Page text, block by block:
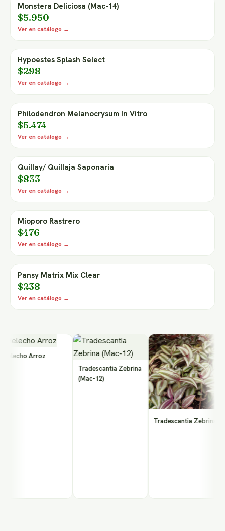
Monstera Deliciosa (Mac-14)
$5.950
Ver en catálogo →
Hypoestes Splash Select
$298
Ver en catálogo →
Philodendron Melanocrysum In Vitro
$5.474
Ver en catálogo →
Quillay/ Quillaja Saponaria
$833
Ver en catálogo →
Mioporo Rastrero
$476
Ver en catálogo →
Pansy Matrix Mix Clear
$238
Ver en catálogo →
Arroz
Tradescantia Zebrina
(Mac-12)
Tradescantia Zebrina